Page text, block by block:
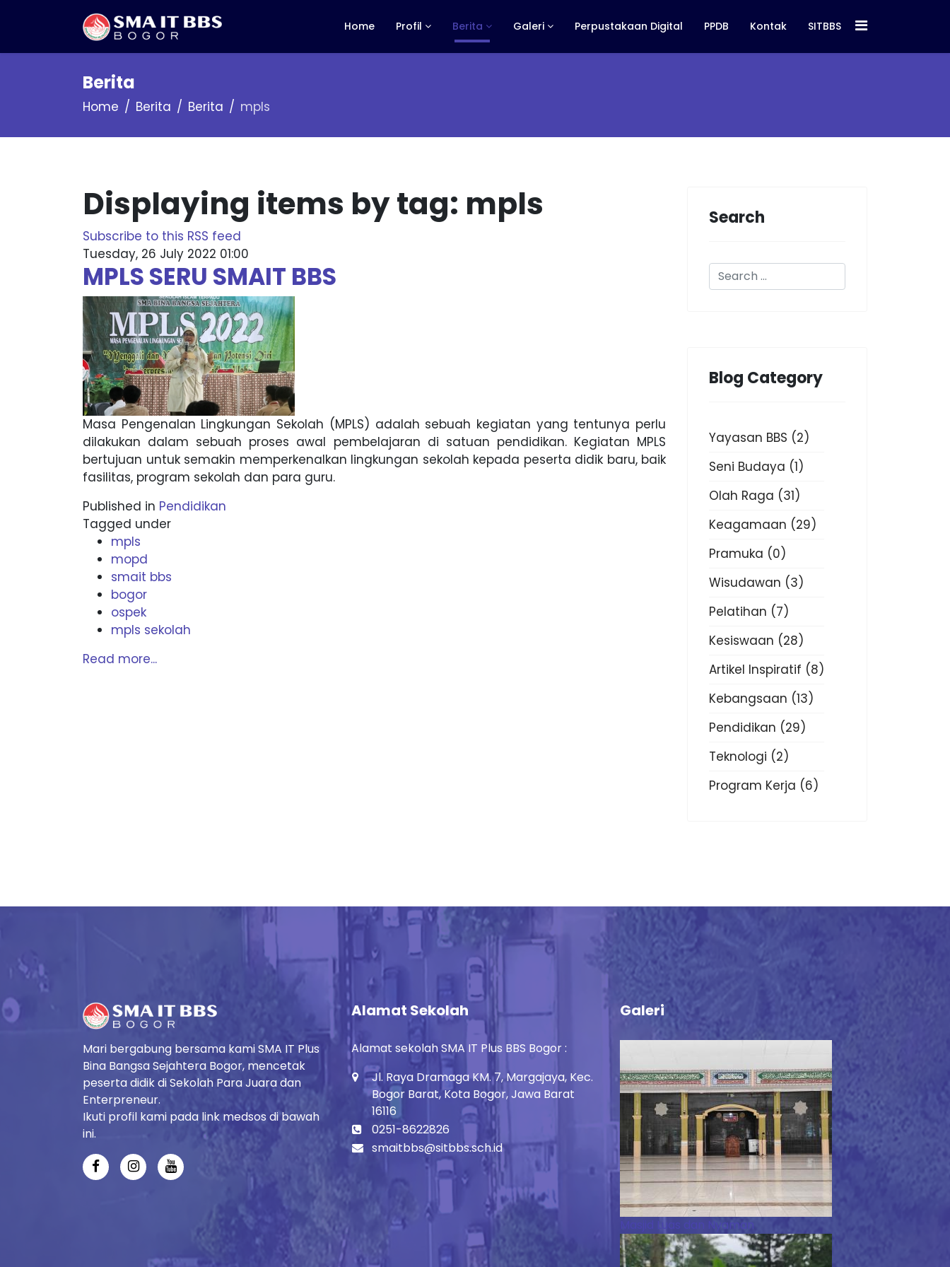
Home Profil Berita Galeri Perpustakaan Digital PPDB Kontak SITBBS
Berita
Home Berita Berita mpls
Displaying items by tag: mpls
Subscribe to this RSS feed
Tuesday, 26 July 2022 01:00
MPLS SERU SMAIT BBS
Masa Pengenalan Lingkungan Sekolah (MPLS) adalah sebuah kegiatan yang tentunya perlu
dilakukan dalam sebuah proses awal pembelajaran di satuan pendidikan. Kegiatan MPLS
bertujuan untuk semakin memperkenalkan lingkungan sekolah kepada peserta didik baru, baik
fasilitas, program sekolah dan para guru.
Published in Pendidikan
Tagged under
mpls
mopd
smait bbs
bogor
ospek
mpls sekolah
Read more...
Search
Blog Category
Yayasan BBS (2)
Seni Budaya (1)
Olah Raga (31)
Keagamaan (29)
Pramuka (0)
Wisudawan (3)
Pelatihan (7)
Kesiswaan (28)
Artikel Inspiratif (8)
Kebangsaan (13)
Pendidikan (29)
Teknologi (2)
Program Kerja (6)
Mari bergabung bersama kami SMA IT Plus
Bina Bangsa Sejahtera Bogor, mencetak
peserta didik di Sekolah Para Juara dan
Enterpreneur.
Ikuti profil kami pada link medsos di bawah
ini.
Alamat Sekolah
Alamat sekolah SMA IT Plus BBS Bogor :
Jl. Raya Dramaga KM. 7, Margajaya, Kec.
Bogor Barat, Kota Bogor, Jawa Barat
16116
0251-8622826
smaitbbs@sitbbs.sch.id
Galeri
Masjid Luas dan Nyaman